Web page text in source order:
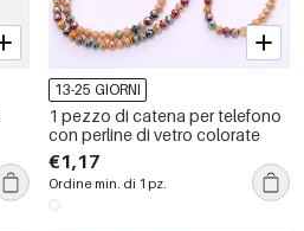
13-25 GIORNI
1 pezzo di catena per telefono
con perline di vetro colorate
€1,17
Ordine min. di 1 pz.